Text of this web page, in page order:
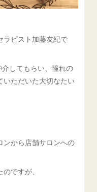
ラピスト加藤友紀で
してもらい、憧れの
ただいた大切なたい
ンから店舗サロンへの
ですが、